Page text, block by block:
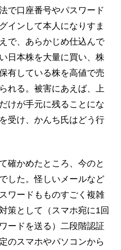
で口座番号やパスワード
インして本人になりすま
で、あらかじめ仕込んで
日本株を大量に買い、株
有している株を高値で売
れる。被害にあえば、上
けが手元に残ることにな
受け、かんち氏はどう行
確かめたところ、今のと
した。怪しいメールなど
ワードもものすごく複雑
策として（スマホ宛に1回
ードを送る）二段階認証
のスマホやパソコンから